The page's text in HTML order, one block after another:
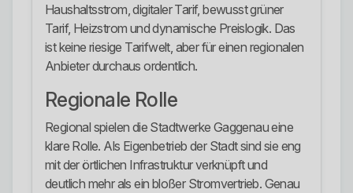
Haushaltsstrom, digitaler Tarif, bewusst grüner
Tarif, Heizstrom und dynamische Preislogik. Das
ist keine riesige Tarifwelt, aber für einen regionalen
Anbieter durchaus ordentlich.
Regionale Rolle
Regional spielen die Stadtwerke Gaggenau eine
klare Rolle. Als Eigenbetrieb der Stadt sind sie eng
mit der örtlichen Infrastruktur verknüpft und
deutlich mehr als ein bloßer Stromvertrieb. Genau